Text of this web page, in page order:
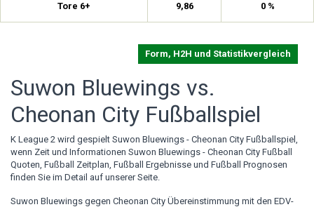
Tore 6+ 9,86 0 %
Form, H2H und Statistikvergleich
Suwon Bluewings vs.
Cheonan City Fußballspiel
K League 2 wird gespielt Suwon Bluewings - Cheonan City Fußballspiel,
wenn Zeit und Informationen Suwon Bluewings - Cheonan City Fußball
Quoten, Fußball Zeitplan, Fußball Ergebnisse und Fußball Prognosen
finden Sie im Detail auf unserer Seite.
Suwon Bluewings gegen Cheonan City Übereinstimmung mit den EDV-